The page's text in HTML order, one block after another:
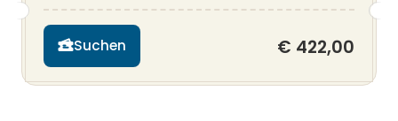
Suchen € 422,00